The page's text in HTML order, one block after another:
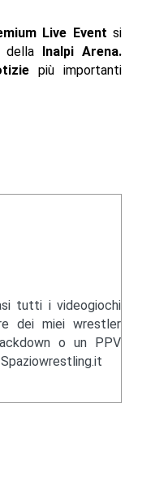
Live Eventsi
dellaInalpi Arena.
più importanti
tutti i videogiochi
dei miei wrestler
o un PPV